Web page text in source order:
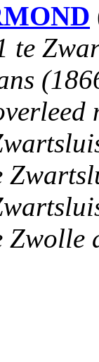
te
Zwolle